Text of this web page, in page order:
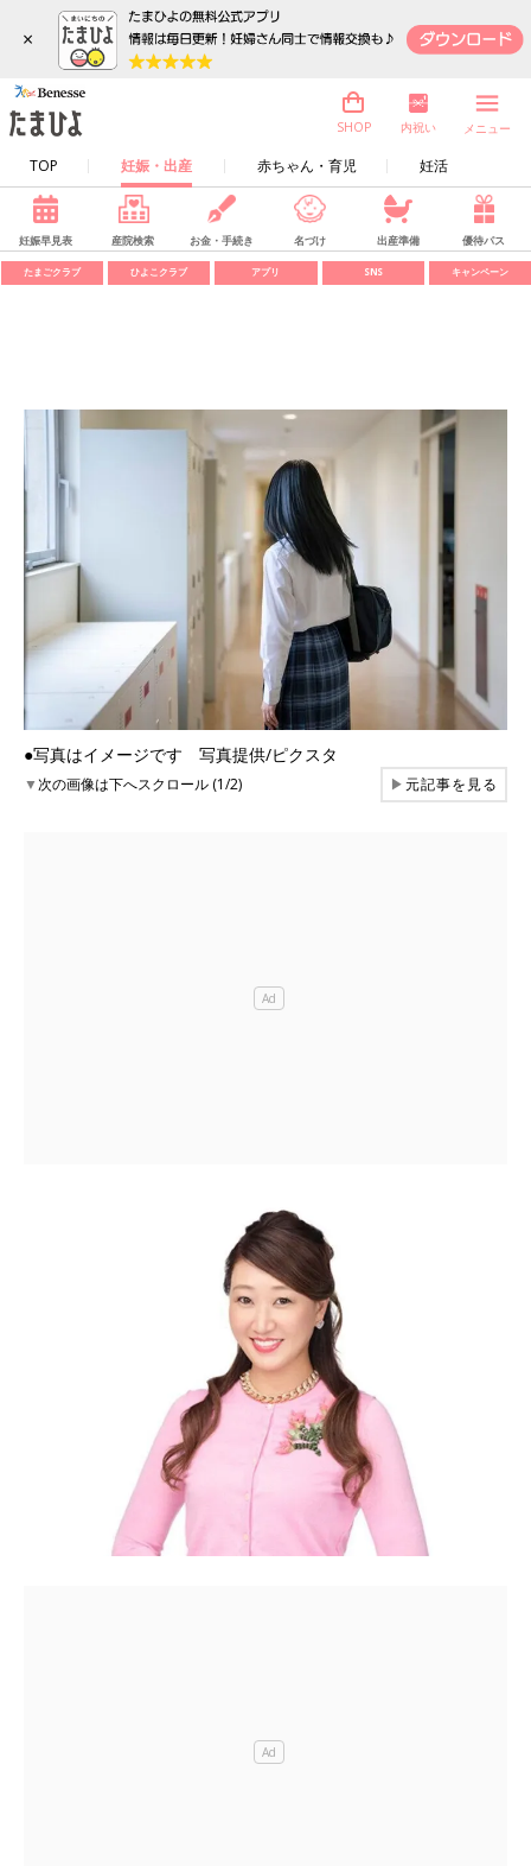
×
TOP 妊娠・出産 赤ちゃん・育児 妊活
SHOP 内祝い メニュー
妊娠早見表 産院検索 お金・手続き 名づけ 出産準備 優待パス
たまごクラブ ひよこクラブ アプリ SNS キャンペーン
●写真はイメージです 写真提供/ピクスタ
▼次の画像は下へスクロール (1/2) ▶元記事を見る